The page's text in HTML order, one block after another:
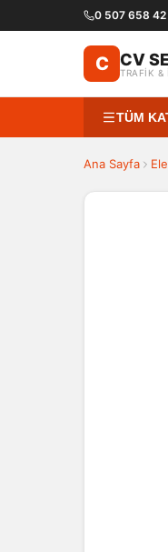
0 507 658 42
C CV
TRAFİK &
TÜM
Ana Sayfa